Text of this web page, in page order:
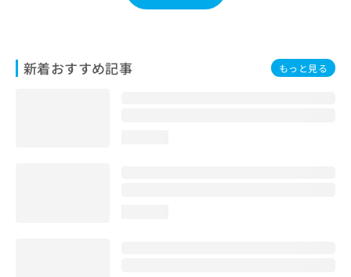
新着おすすめ記事 もっと見る
わ